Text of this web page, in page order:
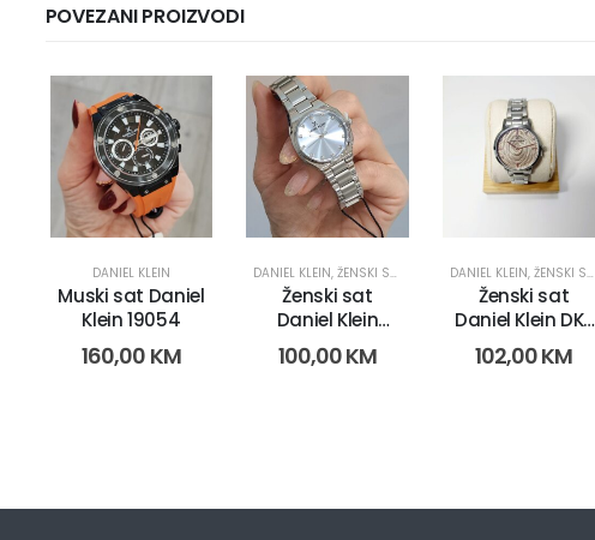
POVEZANI PROIZVODI
DANIEL KLEIN
Muski sat Daniel
Klein 19054
160,00 KM
DANIEL KLEIN,ŽENSKI SATOVI
Ženski sat
Daniel Klein
DK.1.13916-2
(24083)
100,00KM
DANIEL KLEIN, ŽENSKI SATOVI
Ženski sat
Daniel Klein DK-
102-2 (11475-1n)
102,00KM